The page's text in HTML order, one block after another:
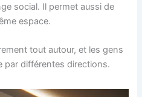
social. Il permet aussi de
espace.
tout autour, et les gens
par différentes directions.